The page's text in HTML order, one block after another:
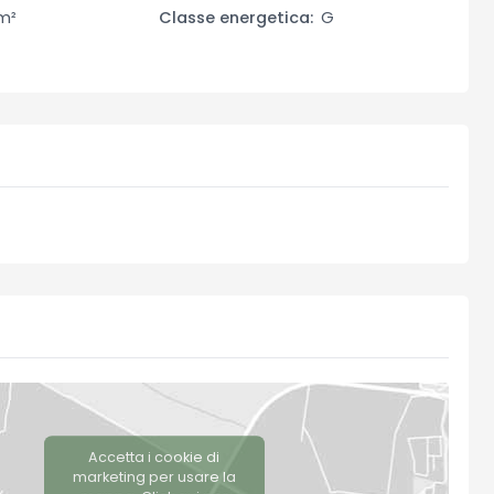
calda e invitante. Le stanze sono luminose e offrono
tranquillità e della bellezza del paesaggio toscano. La
e spazi per parcheggio scoperto.
come investimento per attività ricettive. La sua
per chi cerca una proprietà unica nel cuore della
Classe energetica: G
Accetta i cookie di
marketing per usare la